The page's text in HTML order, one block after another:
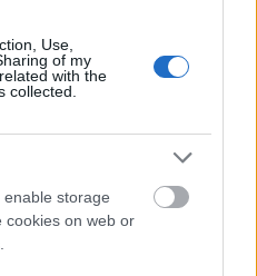
Use,
of my
with the
collected.
storage
cookies on web or
van felszerelve.
a hátoldalon, illetve
és támogatja a